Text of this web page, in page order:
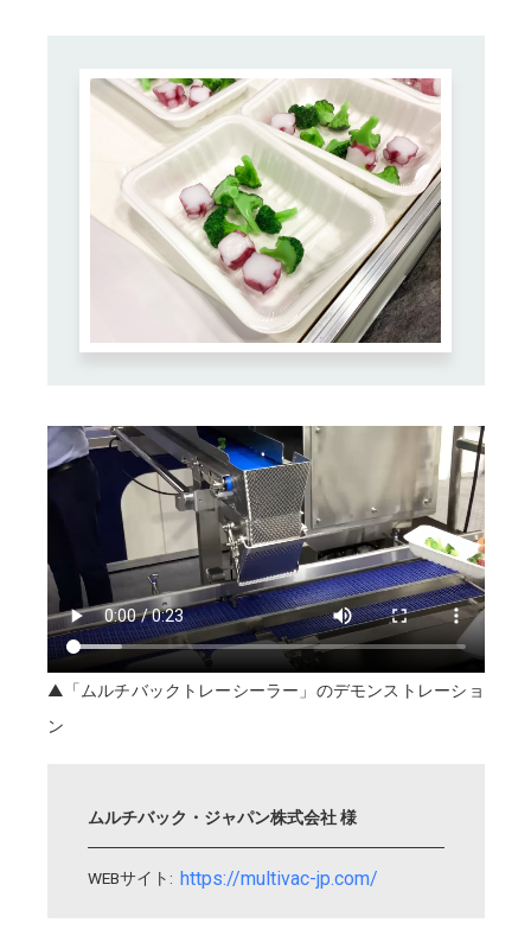
▲「ムルチバックトレーシーラー」のデモンストレーショ
ン
ムルチバック・ジャパン株式会社 様
WEBサイト: https://multivac-jp.com/